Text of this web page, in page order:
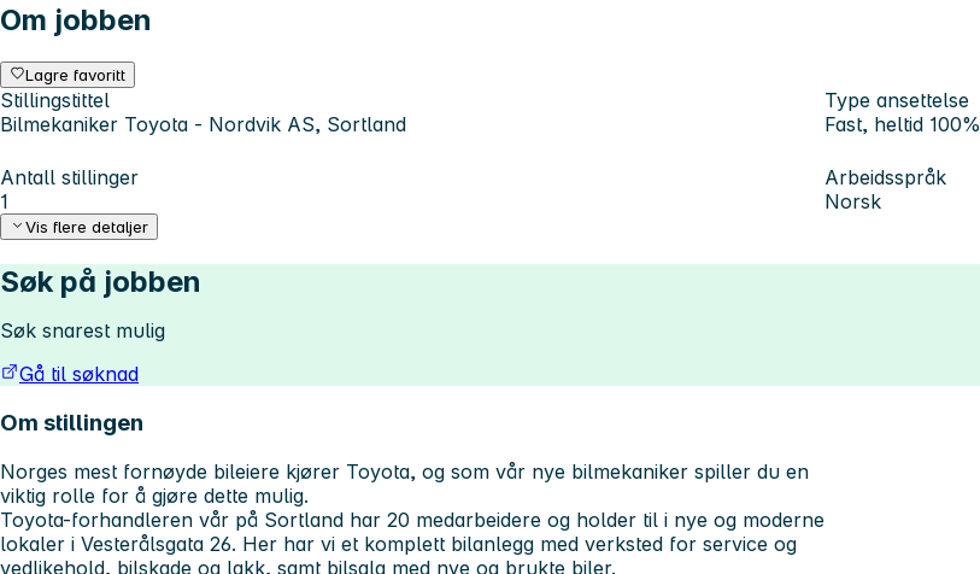
Om jobben
Lagre favoritt
Stillingstittel
Bilmekaniker Toyota - Nordvik AS, Sortland
Type ansettelse
Fast, heltid 100%
Antall stillinger
1
Arbeidsspråk
Norsk
Vis flere detaljer
Søk på jobben
Søk snarest mulig
Gå til søknad
Om stillingen
Norges mest fornøyde bileiere kjører Toyota, og som vår nye bilmekaniker spiller du en
viktig rolle for å gjøre dette mulig.
Toyota-forhandleren vår på Sortland har 20 medarbeidere og holder til i nye og moderne
lokaler i Vesterålsgata 26. Her har vi et komplett bilanlegg med verksted for service og
vedlikehold, bilskade og lakk, samt bilsalg med nye og brukte biler.